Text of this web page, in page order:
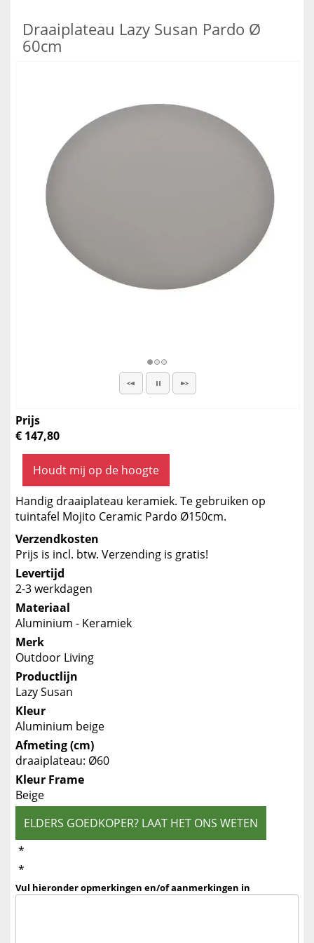
Draaiplateau Lazy Susan Pardo Ø
60cm
Prijs
€ 147,80
Houdt mij op de hoogte
Handig draaiplateau keramiek. Te gebruiken op
tuintafel Mojito Ceramic Pardo Ø150cm.
Verzendkosten
Prijs is incl. btw. Verzending is gratis!
Levertijd
2-3 werkdagen
Materiaal
Aluminium - Keramiek
Merk
Outdoor Living
Productlijn
Lazy Susan
Kleur
Aluminium beige
Afmeting (cm)
draaiplateau: Ø60
Kleur Frame
Beige
ELDERS GOEDKOPER? LAAT HET ONS WETEN
*
*
Vul hieronder opmerkingen en/of aanmerkingen in